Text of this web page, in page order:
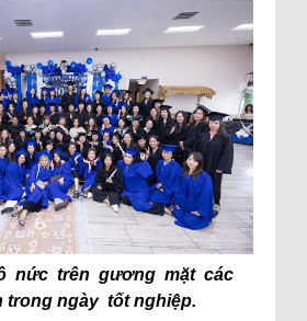
nức trên gương mặt các
trong ngày tốt nghiệp.